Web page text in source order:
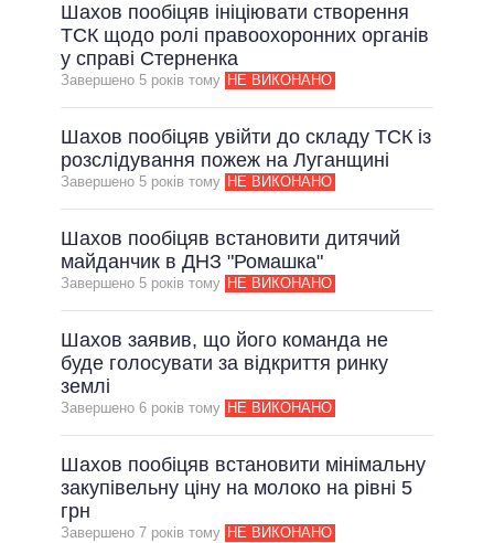
Шахов пообіцяв ініціювати створення
ТСК щодо ролі правоохоронних органів
у справі Стерненка
Завершено 5 рокiв тому НЕ ВИКОНАНО
Шахов пообіцяв увійти до складу ТСК із
розслідування пожеж на Луганщині
Завершено 5 рокiв тому НЕ ВИКОНАНО
Шахов пообіцяв встановити дитячий
майданчик в ДНЗ "Ромашка"
Завершено 5 рокiв тому НЕ ВИКОНАНО
Шахов заявив, що його команда не
буде голосувати за відкриття ринку
землі
Завершено 6 рокiв тому НЕ ВИКОНАНО
Шахов пообіцяв встановити мінімальну
закупівельну ціну на молоко на рівні 5
грн
Завершено 7 рокiв тому НЕ ВИКОНАНО